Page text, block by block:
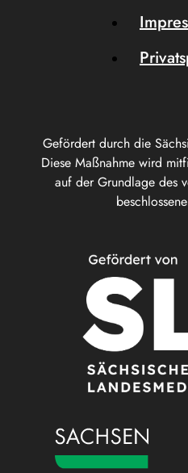
Gefördert durch die
Diese Maßnahme wird
auf der Grundlage des